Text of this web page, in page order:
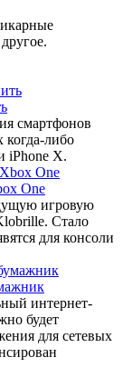
смартфонов
когда-либо
iPhone X.
One
игровую
Стало
для консоли
интернет-
будет
для сетевых